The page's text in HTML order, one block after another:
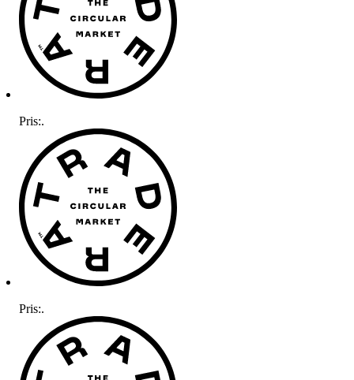
Pris:.
Pris:.